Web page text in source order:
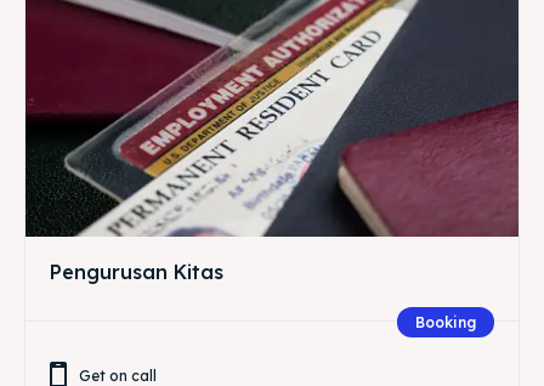
Pengurusan Kitas
Booking
Get on call